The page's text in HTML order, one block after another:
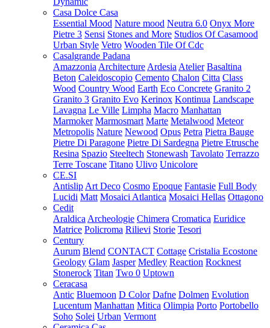
Casa Dolce Casa
Essential Mood Nature mood Neutra 6.0 Onyx More
Pietre 3 Sensi Stones and More Studios Of Casamood
Urban Style Vetro Wooden Tile Of Cdc
Casalgrande Padana
Amazzonia Architecture Ardesia Atelier Basaltina
Beton Caleidoscopio Cemento Chalon Citta Class
Wood Country Wood Earth Eco Concrete Granito 2
Granito 3 Granito Evo Kerinox Kontinua Landscape
Lavagna Le Ville Limpha Macro Manhattan
Marmoker Marmosmart Marte Metalwood Meteor
Metropolis Nature Newood Opus Petra Pietra Bauge
Pietre Di Paragone Pietre Di Sardegna Pietre Etrusche
Resina Spazio Steeltech Stonewash Tavolato Terrazzo
Terre Toscane Titano Ulivo Unicolore
CE.SI
Antislip Art Deco Cosmo Epoque Fantasie Full Body
Lucidi Matt Mosaici Atlantica Mosaici Hellas Ottagono
Cedit
Araldica Archeologie Chimera Cromatica Euridice
Matrice Policroma Rilievi Storie Tesori
Century
Aurum Blend CONTACT Cottage Cristalia Ecostone
Geology Glam Jasper Medley Reaction Rocknest
Stonerock Titan Two 0 Uptown
Ceracasa
Antic Bluemoon D Color Dafne Dolmen Evolution
Lucentum Manhattan Mitica Olimpia Porto Portobello
Soho Solei Urban Vermont